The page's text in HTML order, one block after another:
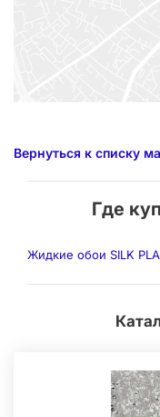
Вернуться к списку
Где
Жидкие обои SILK